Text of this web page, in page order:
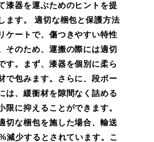
漆器を運ぶためのヒントを提
ます。 適切な梱包と保護方法
ケートで、傷つきやすい特性
そのため、運搬の際には適切
す。まず、漆器を個別に柔ら
で包みます。さらに、段ボー
は、緩衝材を隙間なく詰める
限に抑えることができます。
切な梱包を施した場合、輸送
減少するとされています。こ